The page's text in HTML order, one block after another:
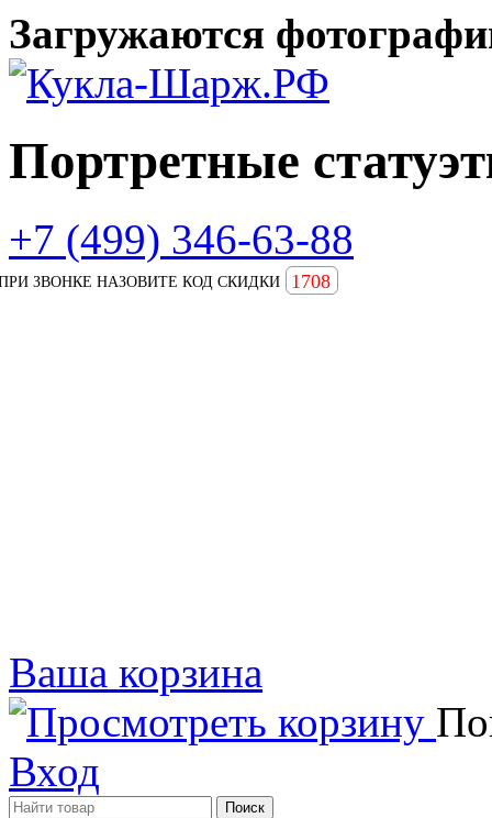
Загружаются
Портретные
+7 (499) 346-63-88
ЗВОНКЕ НАЗОВИТЕ КОД СКИДКИ 1708
Ваша корзина
Вход